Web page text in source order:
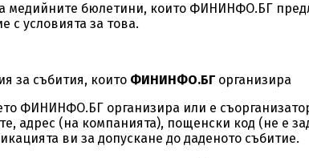
медийните бюлетини, които ФИНИНФО.БГ
с условията за това.
за събития, които ФИНИНФО.БГ организира
ФИНИНФО.БГ организира или е
адрес (на компанията), пощенски код (не е
ви за допускане до даденото събитие.